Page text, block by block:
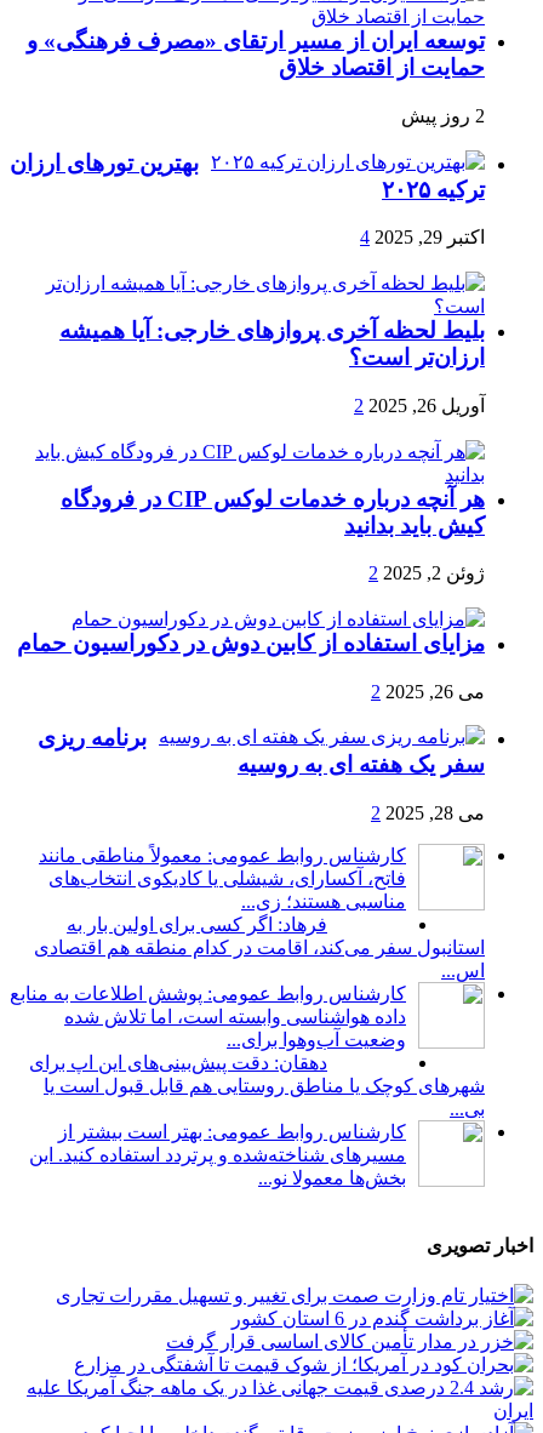
توسعه ایران از مسیر ارتقای «مصرف فرهنگی» و
حمایت از اقتصاد خلاق
2 روز پیش
بهترین تورهای ارزان
ترکیه ۲۰۲۵
اکتبر 29, 2025 4
بلیط لحظه آخری پروازهای خارجی: آیا همیشه
ارزان‌تر است؟
آوریل 26, 2025 2
هر آنچه درباره خدمات لوکس CIP در فرودگاه‌
کیش باید بدانید
ژوئن 2, 2025 2
مزایای استفاده از کابین دوش در دکوراسیون حمام
می 26, 2025 2
برنامه ریزی
سفر یک هفته ای به روسیه
می 28, 2025 2
کارشناس روابط عمومی: معمولاً مناطقی مانند
فاتح، آکسارای، شیشلی یا کادیکوی انتخاب‌های
مناسبی هستند؛ زی...
فرهاد: اگر کسی برای اولین بار به
استانبول سفر می‌کند، اقامت در کدام منطقه هم اقتصادی
اس...
کارشناس روابط عمومی: پوشش اطلاعات به منابع
داده هواشناسی وابسته است، اما تلاش شده
وضعیت آب‌وهوا برای...
دهقان: دقت پیش‌بینی‌های این اپ برای
شهرهای کوچک یا مناطق روستایی هم قابل قبول است یا
بی...
کارشناس روابط عمومی: بهتر است بیشتر از
مسیرهای شناخته‌شده و پرتردد استفاده کنید. این
بخش‌ها معمولا نو...
اخبار تصویری